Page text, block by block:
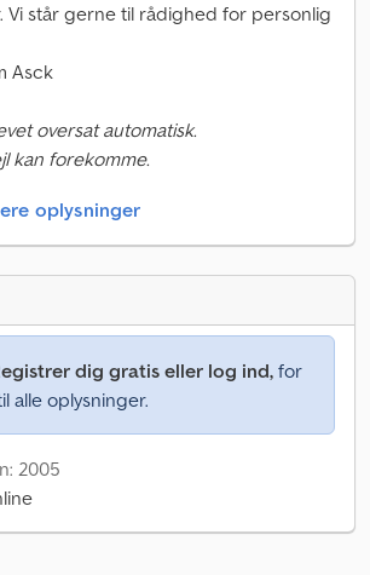
Vi står gerne til rådighed for personlig
Asck
oversat automatisk.
kan forekomme.
oplysninger
dig gratis eller log ind,for
alle oplysninger.
2005